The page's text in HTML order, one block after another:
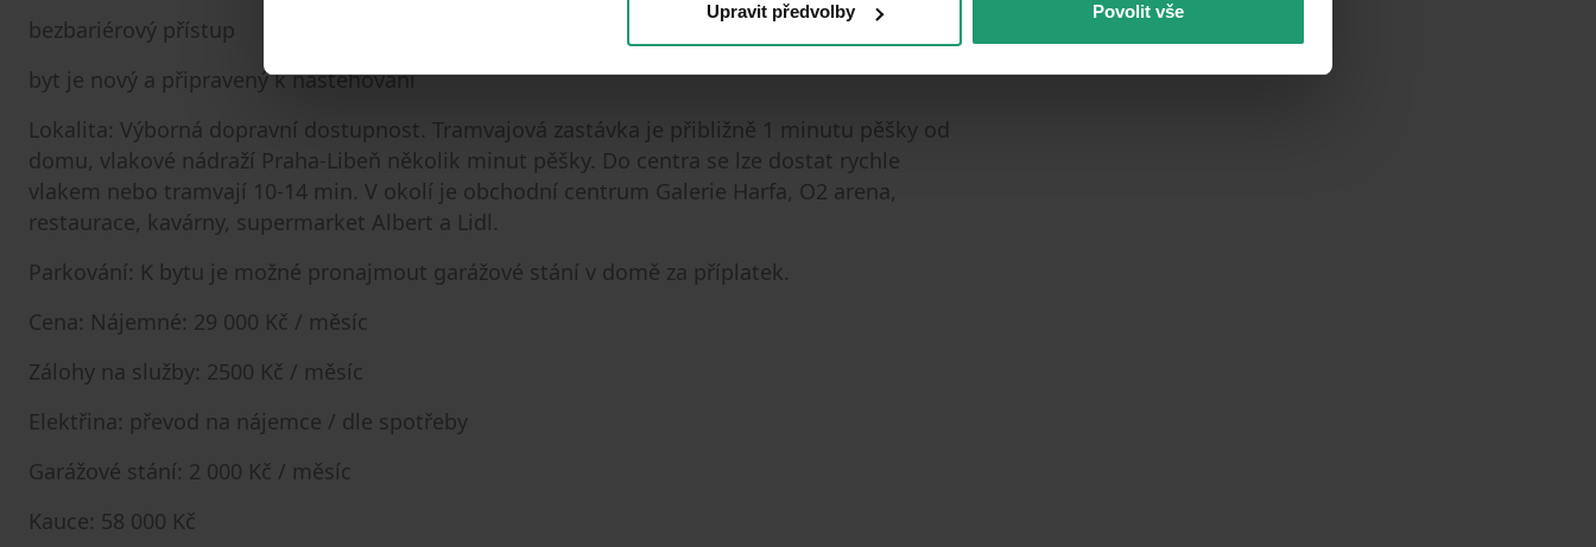
Upravit předvolby Povolit vše
bezbariérový přístup
byt je nový a připravený k nastěhování
Lokalita: Výborná dopravní dostupnost. Tramvajová zastávka je přibližně 1 minutu pěšky od
domu, vlakové nádraží Praha-Libeň několik minut pěšky. Do centra se lze dostat rychle
vlakem nebo tramvají 10-14 min. V okolí je obchodní centrum Galerie Harfa, O2 arena,
restaurace, kavárny, supermarket Albert a Lidl.
Parkování: K bytu je možné pronajmout garážové stání v domě za příplatek.
Cena: Nájemné: 29 000 Kč / měsíc
Zálohy na služby: 2500 Kč / měsíc
Elektřina: převod na nájemce / dle spotřeby
Garážové stání: 2 000 Kč / měsíc
Kauce: 58 000 Kč